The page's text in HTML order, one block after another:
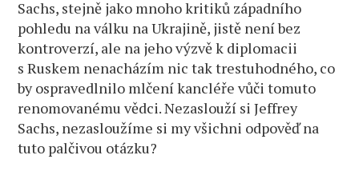
Sachs, stejně jako mnoho kritiků západního
pohledu na válku na Ukrajině, jistě není bez
kontroverzí, ale na jeho výzvě k diplomacii
s Ruskem nenacházím nic tak trestuhodného, ​​co
by ospravedlnilo mlčení kancléře vůči tomuto
renomovanému vědci. Nezaslouží si Jeffrey
Sachs, nezasloužíme si my všichni odpověď na
tuto palčivou otázku?